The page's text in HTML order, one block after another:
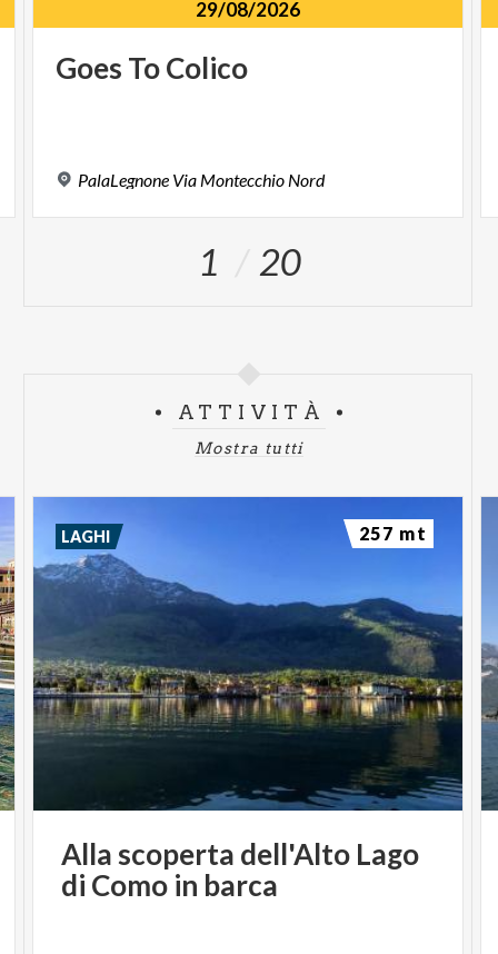
29/08/2026
Goes ToColico
PalaLegnone Via Montecchio Nord
1 20
ATTIVITÀ
Mostra tutti
Alla scoperta dell'Alto Lago
di Como in barca
LAGHI 257 mt